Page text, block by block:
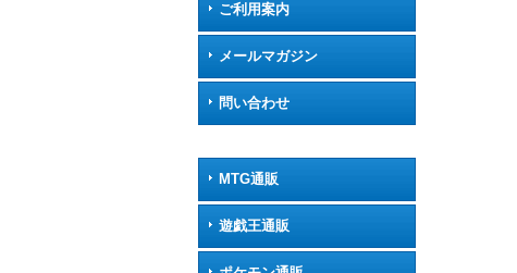
ご利用案内
メールマガジン
問い合わせ
MTG通販
遊戯王通販